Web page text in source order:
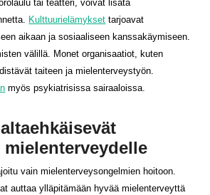
tai teatteri, voivat lisätä
Kulttuurielämykset tarjoavat
aikaan ja sosiaaliseen kanssakäymiseen.
välillä. Monet organisaatiot, kuten
taiteen ja mielenterveystyön.
myös psykiatrisissa sairaaloissa.
vain mielenterveysongelmien hoitoon.
auttaa ylläpitämään hyvää mielenterveyttä